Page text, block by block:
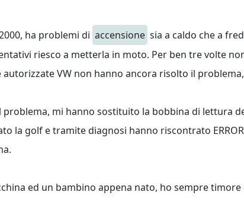
ha problemi di accensione sia a caldo che a
riesco a metterla in moto. Per ben tre volte
VW non hanno ancora risolto il problema,
mi hanno sostituito la bobbina di lettura
la golf e tramite diagnosi hanno riscontrato
ed un bambino appena nato, ho sempre